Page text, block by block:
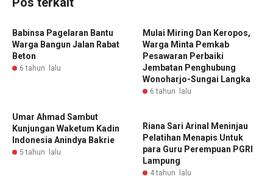
Babinsa Pagelaran Bantu
Warga Bangun Jalan Rabat
Beton
6 tahun lalu
Mulai Miring Dan Keropos,
Warga Minta Pemkab
Pesawaran Perbaiki
Jembatan Penghubung
Wonoharjo-Sungai Langka
6 tahun lalu
Umar Ahmad Sambut
Kunjungan Waketum Kadin
Indonesia Anindya Bakrie
5 tahun lalu
Riana Sari Arinal Meninjau
Pelatihan Menapis Untuk
para Guru Perempuan PGRI
Lampung
4 tahun lalu